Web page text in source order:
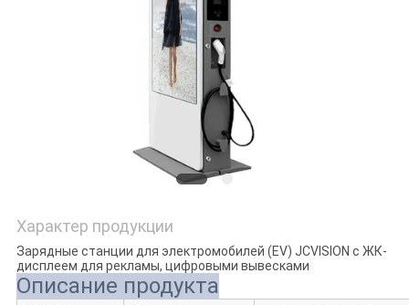
Характер продукции
Зарядные станции для электромобилей (EV) JCVISION с ЖК-
дисплеем для рекламы, цифровыми вывесками
Описание продукта